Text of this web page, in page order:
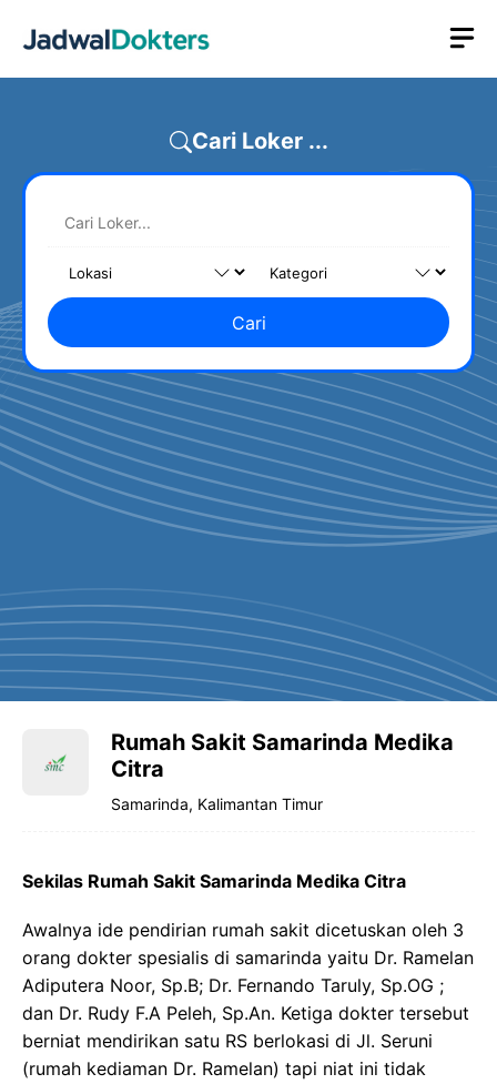
Cari Loker ...
Cari
Rumah Sakit Samarinda Medika
Citra
Samarinda, Kalimantan Timur
Sekilas Rumah Sakit Samarinda Medika Citra
Awalnya ide pendirian rumah sakit dicetuskan oleh 3
orang dokter spesialis di samarinda yaitu Dr. Ramelan
Adiputera Noor, Sp.B; Dr. Fernando Taruly, Sp.OG ;
dan Dr. Rudy F.A Peleh, Sp.An. Ketiga dokter tersebut
berniat mendirikan satu RS berlokasi di Jl. Seruni
(rumah kediaman Dr. Ramelan) tapi niat ini tidak